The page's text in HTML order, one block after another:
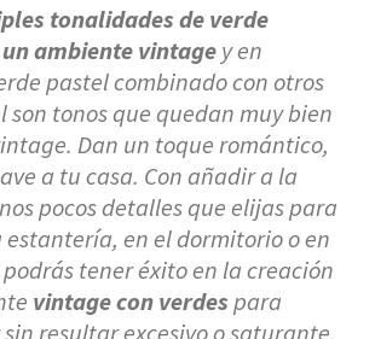
tonalidades de verde
ambiente vintagey en
pastel combinado con otros
son tonos que quedan muy bien
Dan un toque romántico,
a tu casa. Con añadir a la
pocos detalles que elijas para
estantería, en el dormitorio o en
tener éxito en la creación
vintage con verdespara